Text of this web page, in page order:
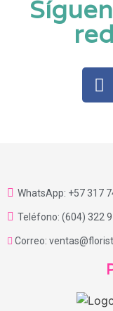
WhatsApp: +57 317
Teléfono: (604) 322
Correo: